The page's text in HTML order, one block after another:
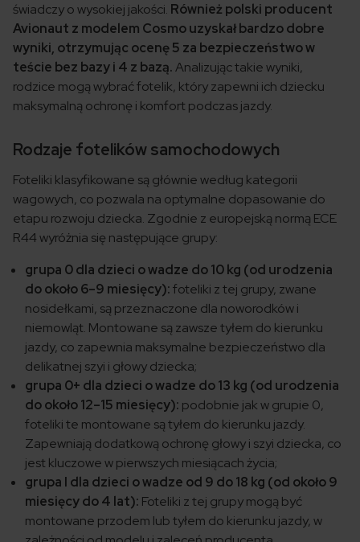
świadczy o wysokiej jakości. Również polski producent
Avionaut z modelem Cosmo uzyskał bardzo dobre
wyniki, otrzymując ocenę 5 za bezpieczeństwo w
teście bez bazy i 4 z bazą.Analizując takie wyniki,
rodzice mogą wybrać fotelik, który zapewni ich dziecku
maksymalną ochronę i komfort podczas jazdy.​
Rodzaje fotelików samochodowych
Foteliki klasyfikowane są głównie według kategorii
wagowych, co pozwala na optymalne dopasowanie do
etapu rozwoju dziecka. Zgodnie z europejską normą ECE
R44 wyróżnia się następujące grupy:​
grupa 0 dla dzieci o wadze do 10 kg (od urodzenia
do około 6–9 miesięcy):foteliki z tej grupy, zwane
nosidełkami, są przeznaczone dla noworodków i
niemowląt. Montowane są zawsze tyłem do kierunku
jazdy, co zapewnia maksymalne bezpieczeństwo dla
delikatnej szyi i głowy dziecka;
grupa 0+ dla dzieci o wadze do 13 kg (od urodzenia
do około 12–15 miesięcy): podobnie jak w grupie 0,
foteliki te montowane są tyłem do kierunku jazdy.
Zapewniają dodatkową ochronę głowy i szyi dziecka, co
jest kluczowe w pierwszych miesiącach życia;
grupa I dla dzieci o wadze od 9 do 18 kg (od około 9
miesięcy do 4 lat): Foteliki z tej grupy mogą być
montowane przodem lub tyłem do kierunku jazdy, w